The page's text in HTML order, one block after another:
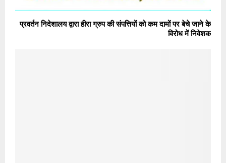
प्रवर्तन निदेशालय द्वारा हीरा ग्रुप की संपत्तियों को कम दामों पर बेचे जाने के
विरोध में निवेशक